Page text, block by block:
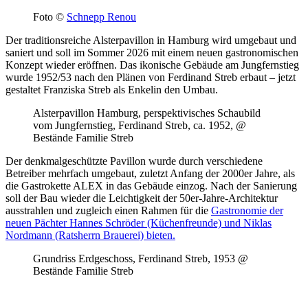
Foto © Schnepp Renou
Der traditionsreiche Alsterpavillon in Hamburg wird umgebaut und
saniert und soll im Sommer 2026 mit einem neuen gastronomischen
Konzept wieder eröffnen. Das ikonische Gebäude am Jungfernstieg
wurde 1952/53 nach den Plänen von Ferdinand Streb erbaut – jetzt
gestaltet Franziska Streb als Enkelin den Umbau.
Alsterpavillon Hamburg, perspektivisches Schaubild
vom Jungfernstieg, Ferdinand Streb, ca. 1952, @
Bestände Familie Streb
Der denkmalgeschützte Pavillon wurde durch verschiedene
Betreiber mehrfach umgebaut, zuletzt Anfang der 2000er Jahre, als
die Gastrokette ALEX in das Gebäude einzog. Nach der Sanierung
soll der Bau wieder die Leichtigkeit der 50er-Jahre-Architektur
ausstrahlen und zugleich einen Rahmen für die Gastronomie der
neuen Pächter Hannes Schröder (Küchenfreunde) und Niklas
Nordmann (Ratsherrn Brauerei) bieten.
Grundriss Erdgeschoss, Ferdinand Streb, 1953 @
Bestände Familie Streb